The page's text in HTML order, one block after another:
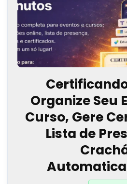
Organize Seu
Curso, Gere
Lista de